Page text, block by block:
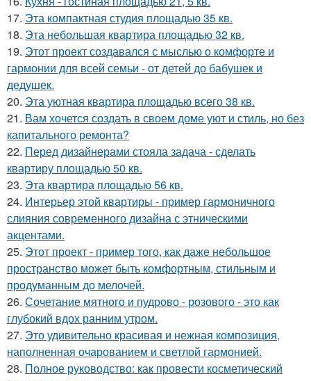
17. Эта компактная студия площадью 35 кв.
18. Эта небольшая квартира площадью 32 кв.
19. Этот проект создавался с мыслью о комфорте и
гармонии для всей семьи - от детей до бабушек и
дедушек.
20. Эта уютная квартира площадью всего 38 кв.
21. Вам хочется создать в своем доме уют и стиль, но без
капитального ремонта?
22. Перед дизайнерами стояла задача - сделать
квартиру площадью 50 кв.
23. Эта квартира площадью 56 кв.
24. Интерьер этой квартиры - пример гармоничного
слияния современного дизайна с этническими
акцентами.
25. Этот проект - пример того, как даже небольшое
пространство может быть комфортным, стильным и
продуманным до мелочей.
26. Сочетание мятного и пудрово - розового - это как
глубокий вдох ранним утром.
27. Это удивительно красивая и нежная композиция,
наполненная очарованием и светлой гармонией.
28. Полное руководство: как провести косметический